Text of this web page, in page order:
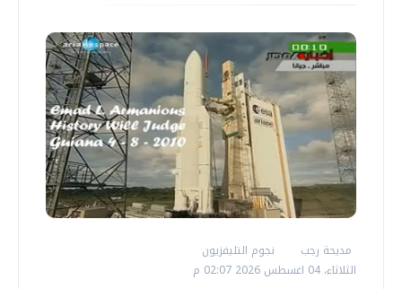
مديحة رجب
نجوم التليفزيون
الثلاثاء، 04 اغسطس 2026 02:07 م